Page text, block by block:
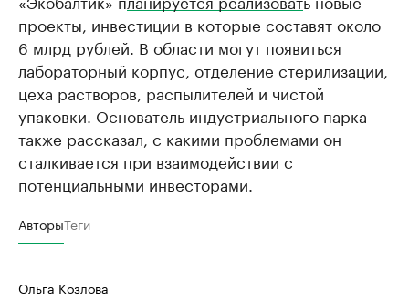
проекты, инвестиции в которые составят около
6 млрд рублей. В области могут появиться
лабораторный корпус, отделение стерилизации,
цеха растворов, распылителей и чистой
упаковки. Основатель индустриального парка
также рассказал, с какими проблемами он
сталкивается при взаимодействии с
потенциальными инвесторами.
АвторыТеги
Ольга Козлова